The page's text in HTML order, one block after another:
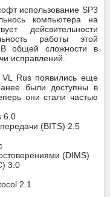
использование SP3
компьютера на
дейсвительности
работы этой
В общей сложности в
исправлений.
Rus появились еще
были доступны в
они стали частью
6.0
(BITS) 2.5
(DIMS)
3.0
2.1